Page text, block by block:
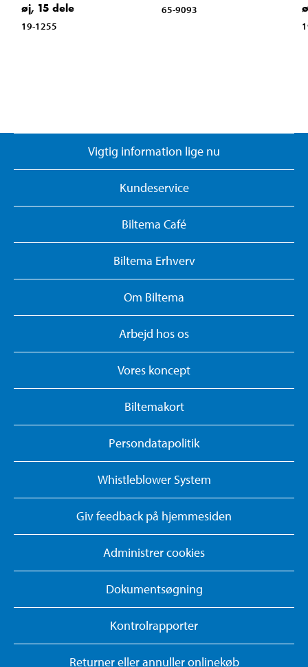
øj, 15 dele
19-1255
65-9093
Vigtig information lige nu
Kundeservice
Biltema Café
Biltema Erhverv
Om Biltema
Arbejd hos os
Vores koncept
Biltemakort
Persondatapolitik
Whistleblower System
Giv feedback på hjemmesiden
Administrer cookies
Dokumentsøgning
Kontrolrapporter
Returner eller annuller onlinekøb